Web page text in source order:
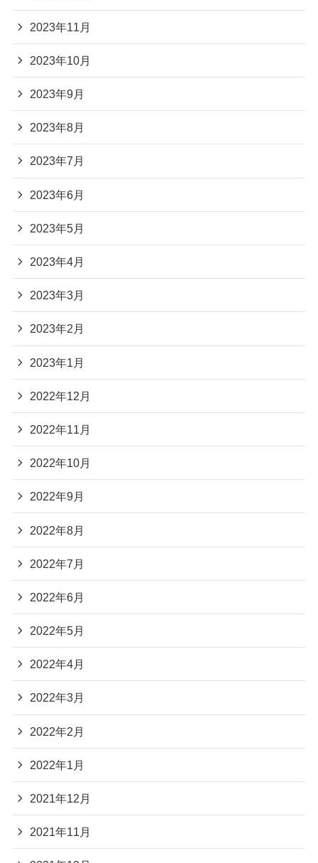
2023年11月
2023年10月
2023年9月
2023年8月
2023年7月
2023年6月
2023年5月
2023年4月
2023年3月
2023年2月
2023年1月
2022年12月
2022年11月
2022年10月
2022年9月
2022年8月
2022年7月
2022年6月
2022年5月
2022年4月
2022年3月
2022年2月
2022年1月
2021年12月
2021年11月